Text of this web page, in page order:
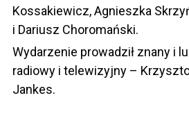
Kossakiewicz, Agnieszka
i Dariusz Choromański.
Wydarzenie prowadził znany i
radiowy i telewizyjny –
Jankes.